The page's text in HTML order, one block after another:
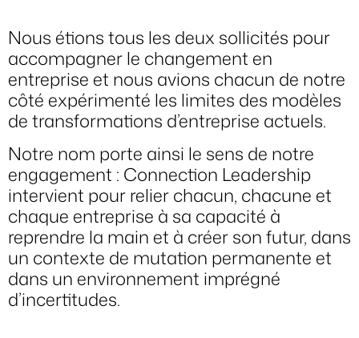
Nous étions tous les deux sollicités pour
accompagner le changement en
entreprise et nous avions chacun de notre
côté expérimenté les limites des modèles
de transformations d’entreprise actuels.
Notre nom porte ainsi le sens de notre
engagement : Connection Leadership
intervient pour relier chacun, chacune et
chaque entreprise à sa capacité à
reprendre la main et à créer son futur, dans
un contexte de mutation permanente et
dans un environnement imprégné
d’incertitudes.